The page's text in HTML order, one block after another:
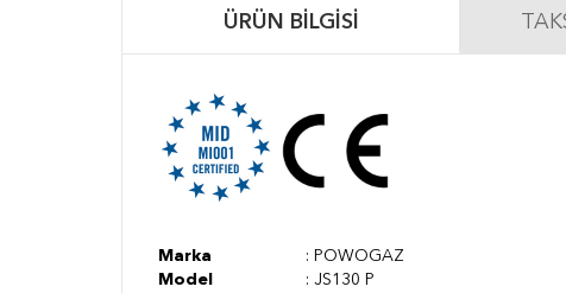
ÜRÜN BILGISI
Marka
: POWOGAZ
Model
: JS130 P